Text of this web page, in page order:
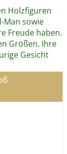
Holzfiguren
Man sowie
Freude haben.
Größen. Ihre
Gesicht